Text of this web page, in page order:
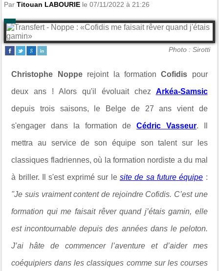
ParTitouan LABOURIE le 07/11/2022 à 21:26
Photo : Sirotti
Christophe Nopperejoint la formation Cofidis pour
deux ans ! Alors qu'il évoluait chez Arkéa-Samsic
depuis trois saisons, le Belge de 27 ans vient de
s'engager dans la formation deCédric Vasseur. Il
mettra au service de son équipe son talent sur les
classiques fladriennes, où la formation nordiste a du mal
à briller. Il s'est exprimé sur le site de sa future équipe :
"Je suis vraiment content de rejoindre Cofidis. C’est une
formation qui me faisait rêver quand j’étais gamin, elle
est incontournable depuis des années dans le peloton.
J’ai hâte de commencer l’aventure et d’aider mes
coéquipiers dans les classiques comme sur les courses